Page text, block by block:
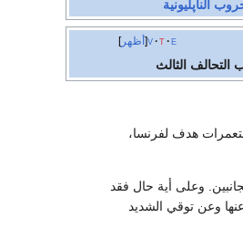
الناپليونية
أظهر v t e
التحالف الثالث
هدف لفرنسا،
وعلى أية حال فقد
وعن توقي الشديد